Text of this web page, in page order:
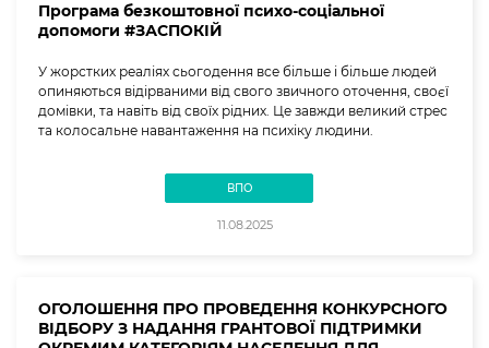
Програма безкоштовної психо-соціальної
допомоги #ЗАСПОКІЙ
У жорстких реаліях сьогодення все більше і більше людей
опиняються відірваними від свого звичного оточення, своєї
домівки, та навіть від своїх рідних. Це завжди великий стрес
та колосальне навантаження на психіку людини.
ВПО
11.08.2025
ОГОЛОШЕННЯ ПРО ПРОВЕДЕННЯ КОНКУРСНОГО
ВІДБОРУ З НАДАННЯ ГРАНТОВОЇ ПІДТРИМКИ